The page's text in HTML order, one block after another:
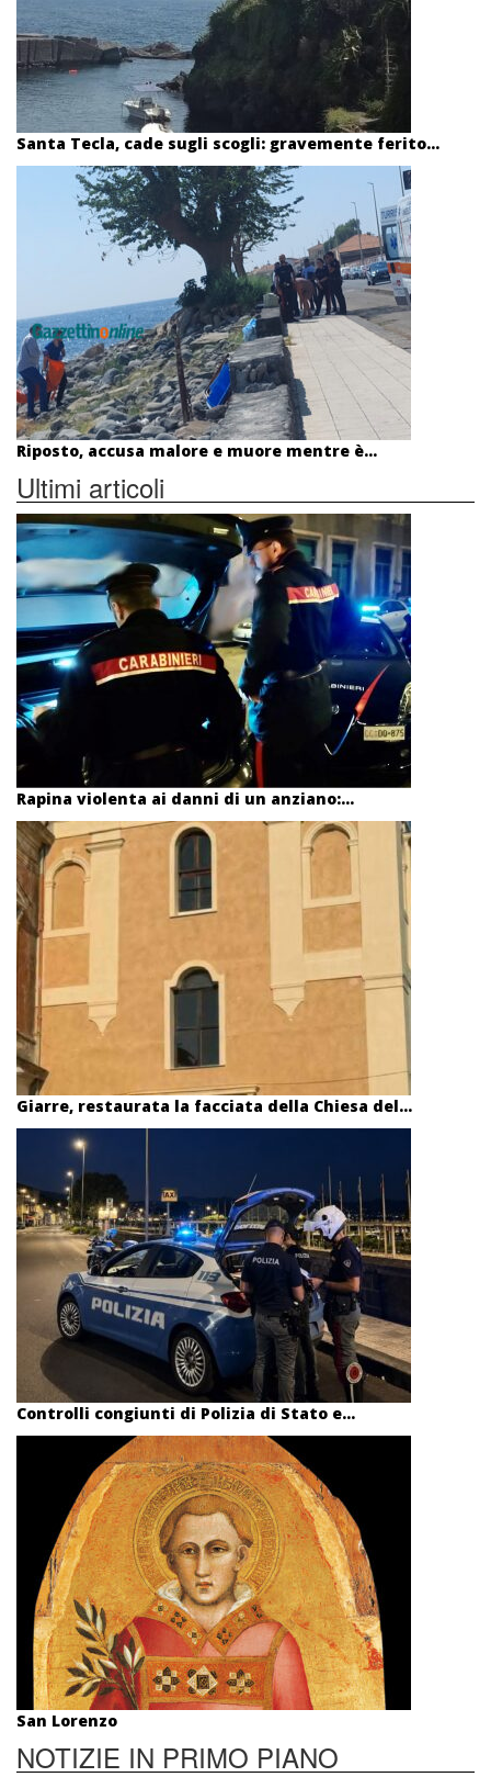
Santa Tecla, cade sugli scogli: gravemente ferito...
Riposto, accusa malore e muore mentre è...
Ultimi articoli
Rapina violenta ai danni di un anziano:...
Giarre, restaurata la facciata della Chiesa del...
Controlli congiunti di Polizia di Stato e...
San Lorenzo
NOTIZIE IN PRIMO PIANO